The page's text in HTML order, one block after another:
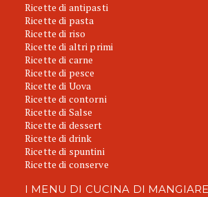
Ricette di antipasti
Ricette di pasta
Ricette di riso
Ricette di altri primi
Ricette di carne
Ricette di pesce
Ricette di Uova
Ricette di contorni
Ricette di Salse
Ricette di dessert
Ricette di drink
Ricette di spuntini
Ricette di conserve
I MENU DI CUCINA DI